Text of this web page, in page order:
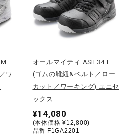
ンス
ワ
オールマイティ ASII 34 L
(ゴムの靴紐&ベルト／ロー
カット／ワーキング) ユニセ
ックス
¥14,080
(本体価格 ¥12,800)
品番 F1GA2201